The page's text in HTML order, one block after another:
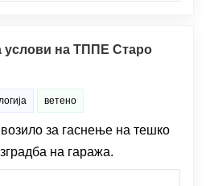
услови на ТППЕ Старо
ветено
за гаснење на тешко
на гаража.